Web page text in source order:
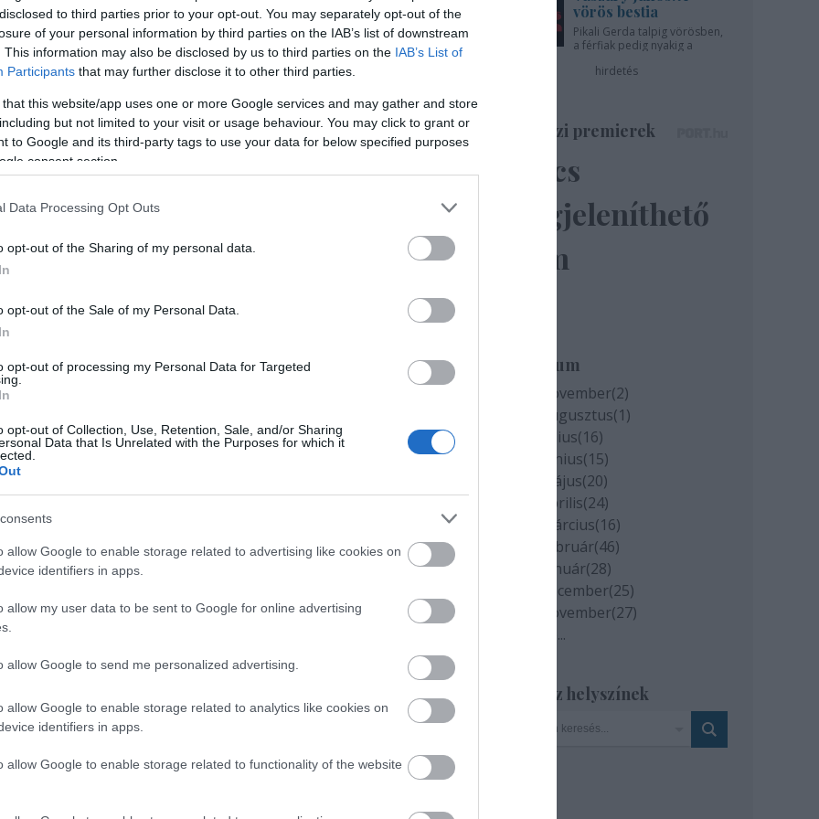
to third parties prior to your opt-out. You may separately opt-out of the
of your personal information by third parties on the IAB’s list of downstream
This information may also be disclosed by us to third parties on the IAB’s List of
Participants that may further disclose it to other third parties.
that this website/app uses one or more Google services and may gather and store
but not limited to your visit or usage behaviour. You may click to grant or
to Google and its third-party tags to use your data for below specified purposes
consent section.
Data Processing Opt Outs
opt-out of the Sharing of my personal data.
opt-out of the Sale of my Personal Data.
opt-out of processing my Personal Data for Targeted
opt-out of Collection, Use, Retention, Sale, and/or Sharing
Data that Is Unrelated with the Purposes for which it
allow Google to enable storage related to advertising like cookies on
identifiers in apps.
allow my user data to be sent to Google for online advertising
allow Google to send me personalized advertising.
allow Google to enable storage related to analytics like cookies on
identifiers in apps.
allow Google to enable storage related to functionality of the website
hittem, hogy az ajánlott honoráriumot kevesellve
hogy nem anyagi megfontolásból lépett így, hanem
Viszont nagy empátiával, irántam
hivatkozott csak a pénzre. Ezért
hogy milyen lépéseket tesz személyiségi jogai
a továbbiakban nem kívánok reagálni.
vörös bestia
Pikali Gerda talpig vörösben,
a férfiak pedig nyakig a
hirdetés
Színházi premierek
Nincs
megjeleníthető
elem
Archívum
2020 november(2)
2020 augusztus(1)
2020 július(16)
2020 június(15)
2020 május(20)
2020 április(24)
2020 március(16)
2020 február(46)
2020 január(28)
2019 december(25)
2019 november(27)
...
Szinház helyszínek